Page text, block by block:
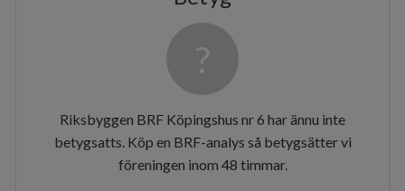
Riksbyggen BRF Köpingshus nr 6 har ännu inte
betygsatts. Köp en BRF-analys så betygsätter vi
föreningen inom 48 timmar.